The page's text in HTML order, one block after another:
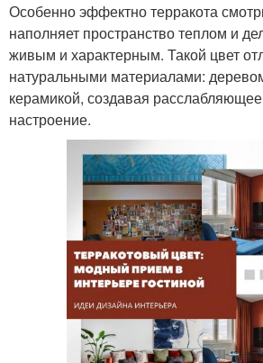
Особенно эффектно терракота
наполняет пространство теплом и
живым и характерным. Такой цвет
натуральными материалами:
керамикой, создавая
настроение.